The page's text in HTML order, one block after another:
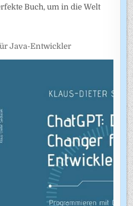
Buch, um in die Welt
Java-Entwickler